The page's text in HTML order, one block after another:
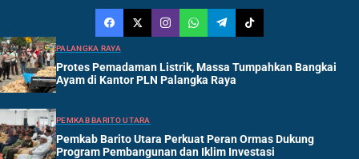
PALANGKA RAYA
Protes Pemadaman Listrik, Massa Tumpahkan Bangkai
Ayam di Kantor PLN Palangka Raya
PEMKAB BARITO UTARA
Pemkab Barito Utara Perkuat Peran Ormas Dukung
Program Pembangunan dan Iklim Investasi